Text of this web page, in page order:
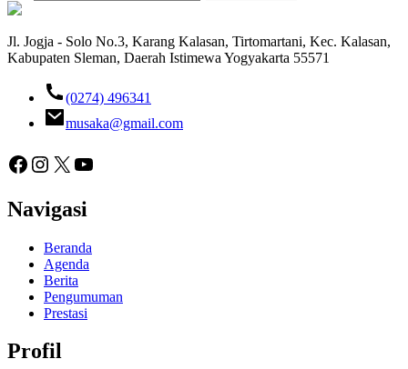
Jl. Jogja - Solo No.3, Karang Kalasan, Tirtomartani, Kec. Kalasan,
Kabupaten Sleman, Daerah Istimewa Yogyakarta 55571
(0274) 496341
musaka@gmail.com
Facebook
Instagram
X YouTube
Navigasi
Beranda
Agenda
Berita
Pengumuman
Prestasi
Profil